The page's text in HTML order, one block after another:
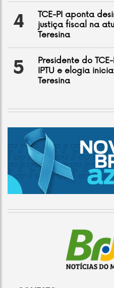
4
TCE-PI aponta
justiça fiscal na
Teresina
5
Presidente do
IPTU e elogia
Teresina